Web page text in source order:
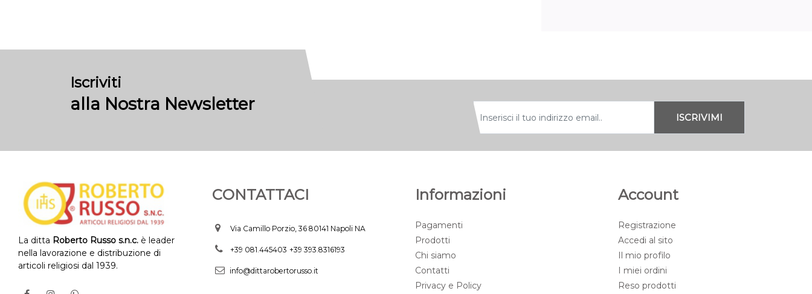
Iscriviti
alla Nostra Newsletter
La ditta Roberto Russo s.n.c. è leader
nella lavorazione e distribuzione di
articoli religiosi dal 1939.
CONTATTACI
Via Camillo Porzio, 36 80141 Napoli NA
+39 081.445403 +39 393.8316193
info@dittarobertorusso.it
Informazioni
Pagamenti
Prodotti
Chi siamo
Contatti
Privacy e Policy
Account
Registrazione
Accedi al sito
Il mio profilo
I miei ordini
Reso prodotti